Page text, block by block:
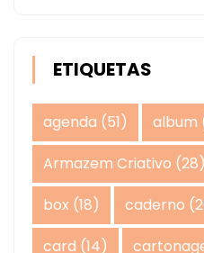
ETIQUETAS
agenda (51) album
Armazem Criativo (28)
box (18) caderno
card (14)